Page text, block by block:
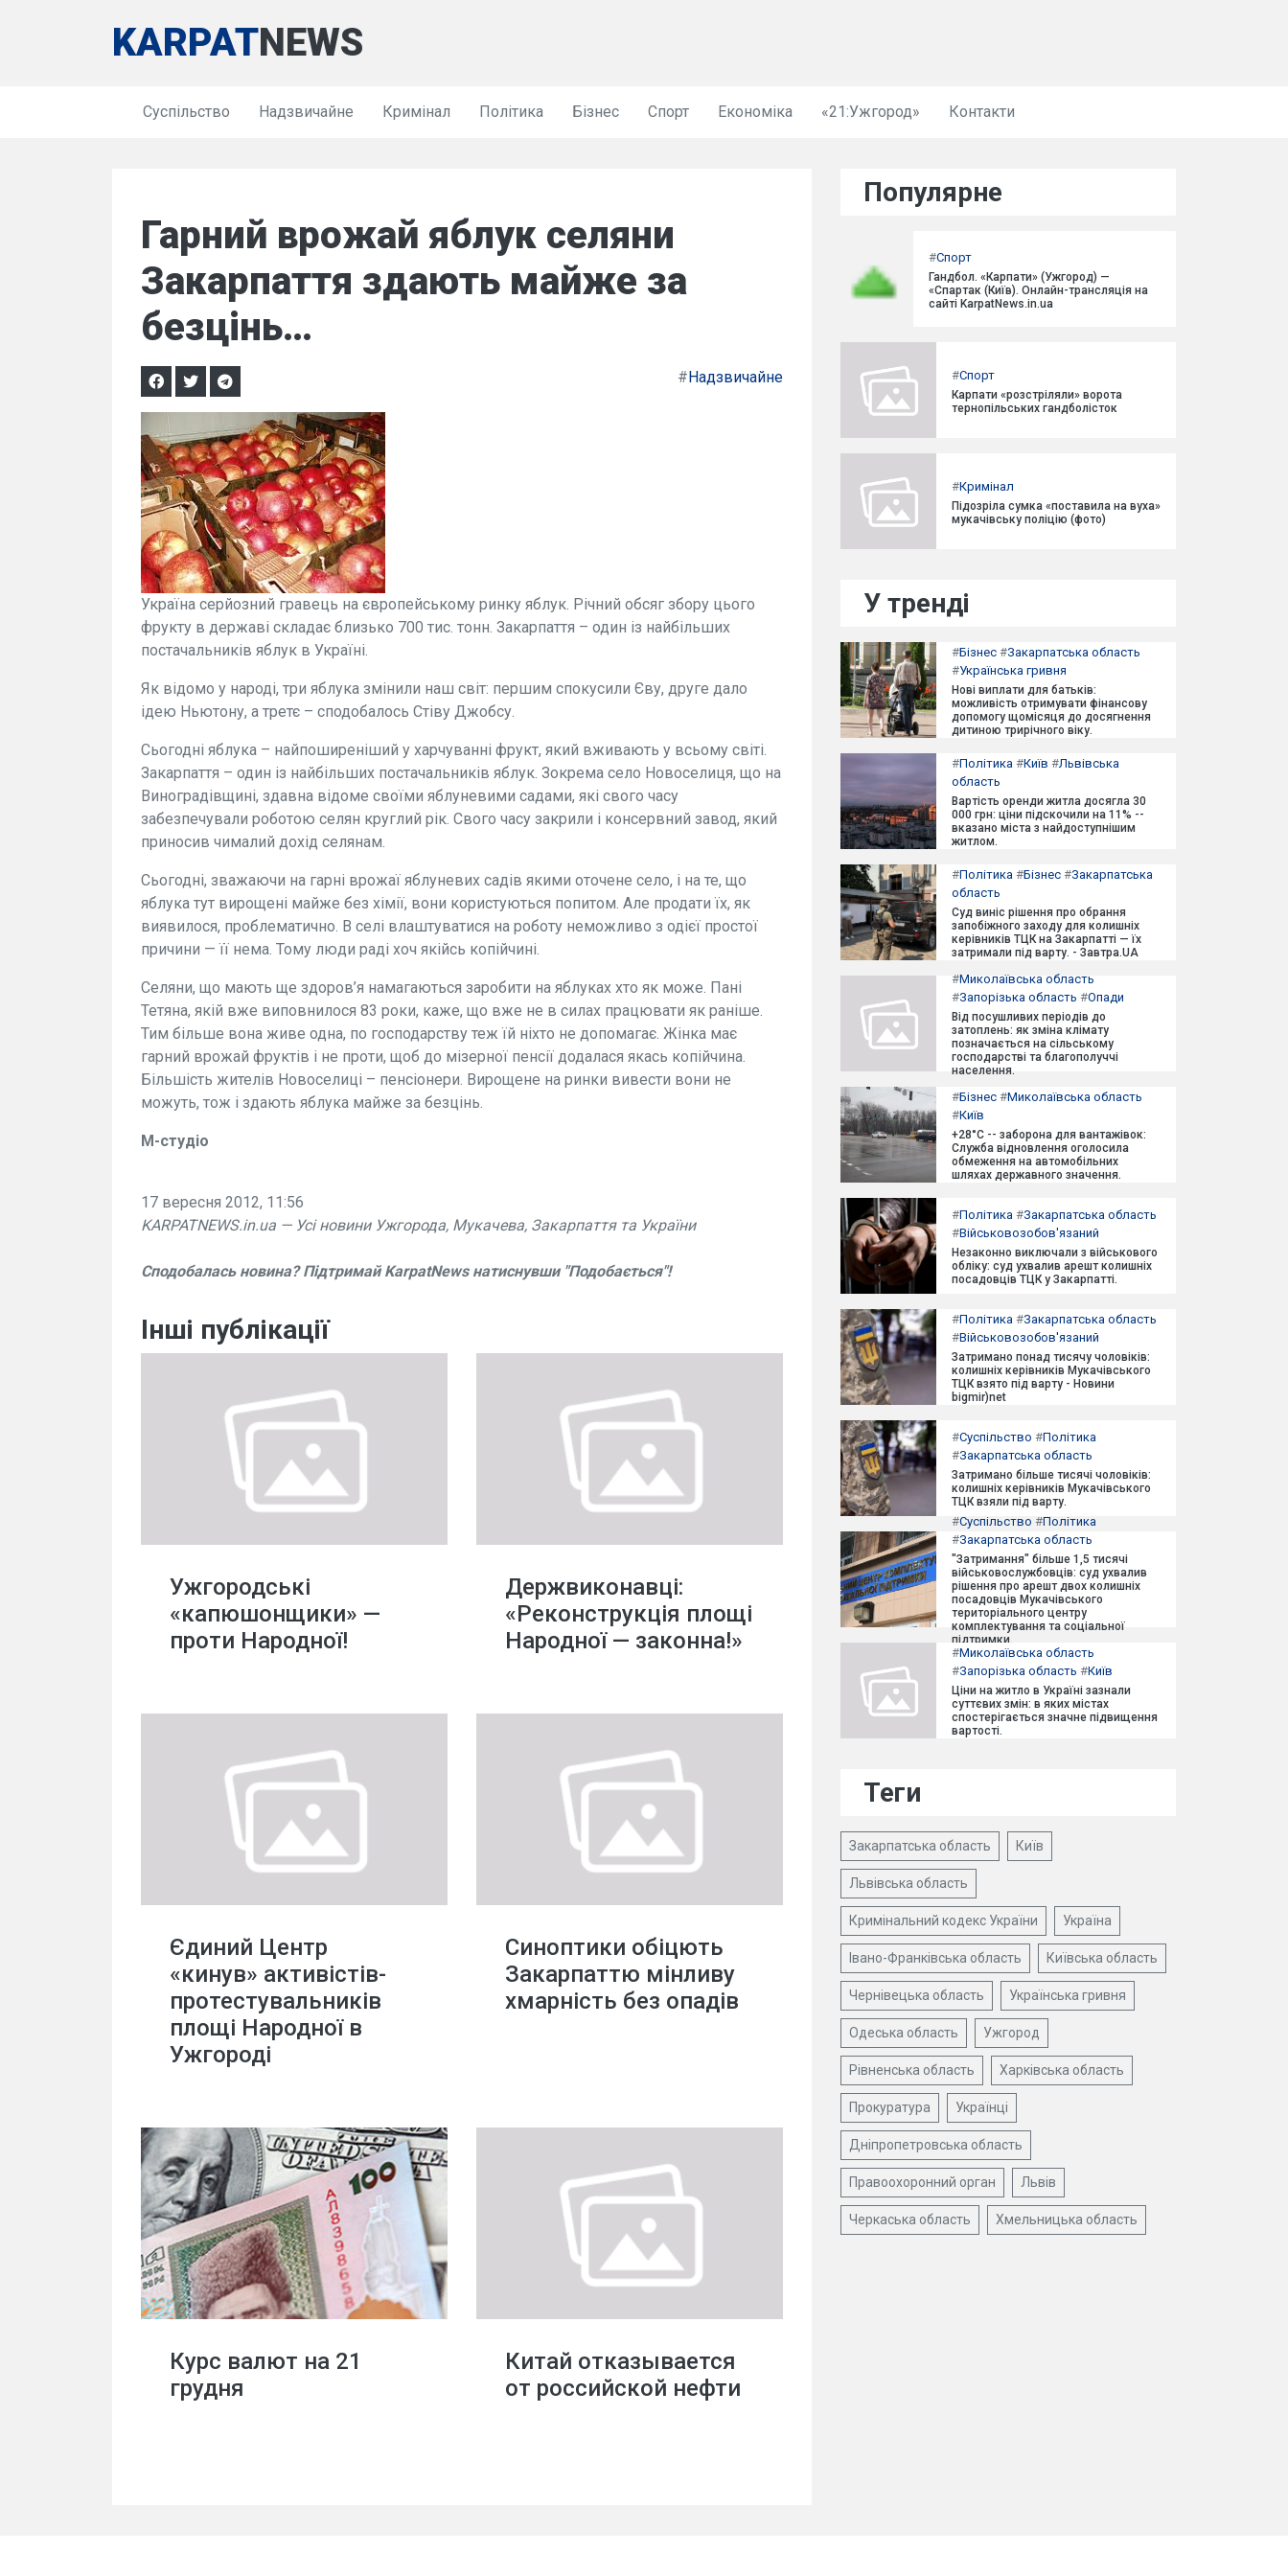
KARPATNEWS
Суспільство Надзвичайне Кримінал Політика Бізнес Спорт Економіка «21:Ужгород» Контакти
Гарний врожай яблук селяни
Закарпаття здають майже за
безцінь…
#Надзвичайне
Україна серйозний гравець на європейському ринку яблук. Річний обсяг збору цього
фрукту в державі складає близько 700 тис. тонн. Закарпаття – один із найбільших
постачальників яблук в Україні.
Як відомо у народі, три яблука змінили наш світ: першим спокусили Єву, друге дало
ідею Ньютону, а третє – сподобалось Стіву Джобсу.
Сьогодні яблука – найпоширеніший у харчуванні фрукт, який вживають у всьому світі.
Закарпаття – один із найбільших постачальників яблук. Зокрема село Новоселиця, що на
Виноградівщині, здавна відоме своїми яблуневими садами, які свого часу
забезпечували роботою селян круглий рік. Свого часу закрили і консервний завод, який
приносив чималий дохід селянам.
Сьогодні, зважаючи на гарні врожаї яблуневих садів якими оточене село, і на те, що
яблука тут вирощені майже без хімії, вони користуються попитом. Але продати їх, як
виявилося, проблематично. В селі влаштуватися на роботу неможливо з одієї простої
причини — її нема. Тому люди раді хоч якійсь копійчині.
Селяни, що мають ще здоров’я намагаються заробити на яблуках хто як може. Пані
Тетяна, якій вже виповнилося 83 роки, каже, що вже не в силах працювати як раніше.
Тим більше вона живе одна, по господарству теж їй ніхто не допомагає. Жінка має
гарний врожай фруктів і не проти, щоб до мізерної пенсії додалася якась копійчина.
Більшість жителів Новоселиці – пенсіонери. Вирощене на ринки вивести вони не
можуть, тож і здають яблука майже за безцінь.
М-студіо
17 вересня 2012, 11:56
KARPATNEWS.in.ua — Усі новини Ужгорода, Мукачева, Закарпаття та України
Сподобалась новина? Підтримай KarpatNews натиснувши "Подобається"!
Інші публікації
Ужгородські
«капюшонщики» —
проти Народної!
Держвиконавці:
«Реконструкція площі
Народної — законна!»
Єдиний Центр
«кинув» активістів-
протестувальників
площі Народної в
Ужгороді
Синоптики обіцють
Закарпаттю мінливу
хмарність без опадів
Курс валют на 21
грудня
Китай отказывается
от российской нефти
Популярне
#Спорт
Гандбол. «Карпати» (Ужгород) —
«Спартак (Київ). Онлайн-трансляція на
сайті KarpatNews.in.ua
#Спорт
Карпати «розстріляли» ворота
тернопільських гандболісток
#Кримінал
Підозріла сумка «поставила на вуха»
мукачівську поліцію (фото)
У тренді
#Бізнес #Закарпатська область
#Українська гривня
Нові виплати для батьків:
можливість отримувати фінансову
допомогу щомісяця до досягнення
дитиною трирічного віку.
#Політика #Київ #Львівська
область
Вартість оренди житла досягла 30
000 грн: ціни підскочили на 11% --
вказано міста з найдоступнішим
житлом.
#Політика #Бізнес #Закарпатська
область
Суд виніс рішення про обрання
запобіжного заходу для колишніх
керівників ТЦК на Закарпатті — їх
затримали під варту. - Завтра.UA
#Миколаївська область
#Запорізька область #Опади
Від посушливих періодів до
затоплень: як зміна клімату
позначається на сільському
господарстві та благополуччі
населення.
#Бізнес #Миколаївська область
#Київ
+28°C -- заборона для вантажівок:
Служба відновлення оголосила
обмеження на автомобільних
шляхах державного значення.
#Політика #Закарпатська область
#Військовозобов'язаний
Незаконно виключали з військового
обліку: суд ухвалив арешт колишніх
посадовців ТЦК у Закарпатті.
#Політика #Закарпатська область
#Військовозобов'язаний
Затримано понад тисячу чоловіків:
колишніх керівників Мукачівського
ТЦК взято під варту - Новини
bigmir)net
#Суспільство #Політика
#Закарпатська область
Затримано більше тисячі чоловіків:
колишніх керівників Мукачівського
ТЦК взяли під варту.
#Суспільство #Політика
#Закарпатська область
"Затримання" більше 1,5 тисячі
військовослужбовців: суд ухвалив
рішення про арешт двох колишніх
посадовців Мукачівського
територіального центру
комплектування та соціальної
підтримки.
#Миколаївська область
#Запорізька область #Київ
Ціни на житло в Україні зазнали
суттєвих змін: в яких містах
спостерігається значне підвищення
вартості.
Теги
Закарпатська область Київ
Львівська область
Кримінальний кодекс України Україна
Івано-Франківська область Київська область
Чернівецька область Українська гривня
Одеська область Ужгород
Рівненська область Харківська область
Прокуратура Українці
Дніпропетровська область
Правоохоронний орган Львів
Черкаська область Хмельницька область